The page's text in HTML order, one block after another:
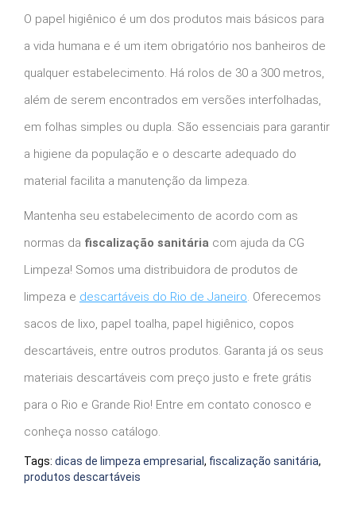
O papel higiênico é um dos produtos mais básicos para
a vida humana e é um item obrigatório nos banheiros de
qualquer estabelecimento. Há rolos de 30 a 300 metros,
além de serem encontrados em versões interfolhadas,
em folhas simples ou dupla. São essenciais para garantir
a higiene da população e o descarte adequado do
material facilita a manutenção da limpeza.
Mantenha seu estabelecimento de acordo com as
normas da fiscalização sanitária com ajuda da CG
Limpeza! Somos uma distribuidora de produtos de
limpeza e descartáveis do Rio de Janeiro. Oferecemos
sacos de lixo, papel toalha, papel higiênico, copos
descartáveis, entre outros produtos. Garanta já os seus
materiais descartáveis com preço justo e frete grátis
para o Rio e Grande Rio! Entre em contato conosco e
conheça nosso catálogo.
Tags: dicas de limpeza empresarial, fiscalização sanitária,
produtos descartáveis